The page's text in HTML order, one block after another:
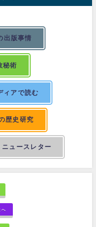
出版事情
秘術
ィアで読む
歴史研究
ュースレター
へ